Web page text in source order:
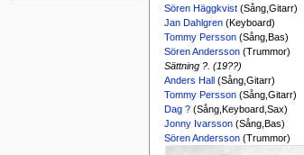
Sören Häggkvist (Sång,Gitarr)
Jan Dahlgren (Keyboard)
Tommy Persson (Sång,Bas)
Sören Andersson (Trummor)
Sättning ?. (19??)
Anders Hall (Sång,Gitarr)
Tommy Persson (Sång,Gitarr)
Dag ? (Sång,Keyboard,Sax)
Jonny Ivarsson (Sång,Bas)
Sören Andersson (Trummor)